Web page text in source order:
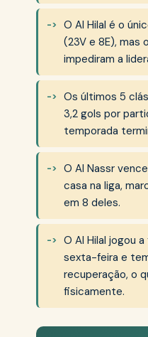
O Al Hilal é o
(23V e 8E), mas
impediram a
Os últimos 5
3,2 gols por
temporada
O Al Nassr
casa na liga,
em 8 deles.
O Al Hilal jogou
sexta-feira e
recuperação, o
fisicamente.